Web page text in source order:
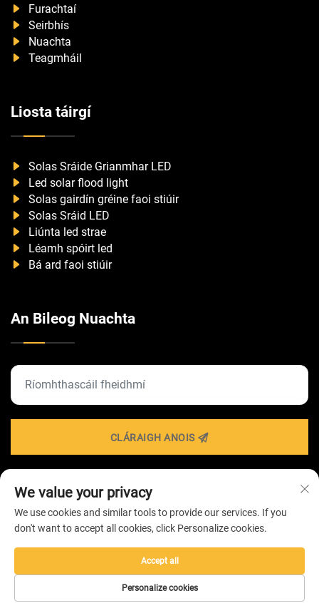
Furachtaí
Seirbhís
Nuachta
Teagmháil
Liosta táirgí
Solas Sráide Grianmhar LED
Led solar flood light
Solas gairdín gréine faoi stiúir
Solas Sráid LED
Liúnta led strae
Léamh spóirt led
Bá ard faoi stiúir
An Bileog Nuachta
CLÁRAIGH ANOIS
Iarratas Cóipcheart © 2026 ag Cuideachta
TEICNEOLAÍOCHTA SOILSIÚ ZHONGSHAN HAIROLUX -
We value your privacy
We use cookies and similar tools to provide our services. If you
don't want to accept all cookies, click Personalize cookies.
Personalize cookies
Accept all